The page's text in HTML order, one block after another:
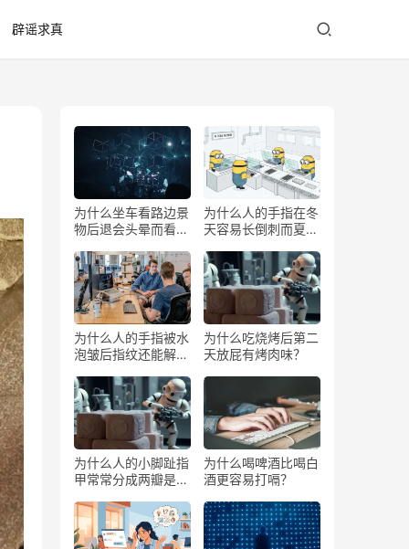
辟谣求真
为什么坐车看路边景
物后退会头晕而看前
为什么人的手指在冬
天容易长倒刺而夏天
为什么人的手指被水
泡皱后指纹还能解锁
为什么吃烧烤后第二
天放屁有烤肉味？
为什么人的小脚趾指
甲常常分成两瓣是返
为什么喝啤酒比喝白
酒更容易打嗝？